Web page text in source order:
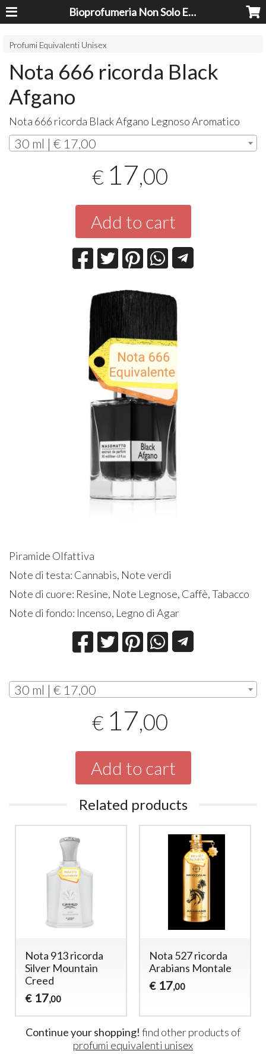
Bioprofumeria Non Solo Essenze
Profumi Equivalenti Unisex
Nota 666 ricorda Black
Afgano
Nota 666 ricorda Black Afgano Legnoso Aromatico
30 ml | € 17,00
€ 17,00
Add to cart
Piramide Olfattiva
Note di testa: Cannabis, Note verdi
Note di cuore: Resine, Note Legnose, Caffè, Tabacco
Note di fondo: Incenso, Legno di Agar
30 ml | € 17,00
€ 17,00
Add to cart
Related products
Nota 913 ricorda
Silver Mountain
Creed
€ 17,00
Nota 527 ricorda
Arabians Montale
€ 17,00
Continue your shopping! find other products of
profumi equivalenti unisex